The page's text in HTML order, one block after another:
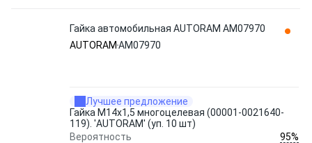
Гайка автомобильная AUTORAM AM07970
AUTORAM AM07970
Лучшее предложение
Гайка М14x1,5 многоцелевая (00001-0021640-
119). 'AUTORAM' (уп. 10 шт)
Вероятность
95%